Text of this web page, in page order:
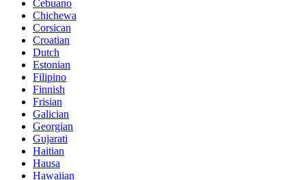
Cebuano
Chichewa
Corsican
Croatian
Dutch
Estonian
Filipino
Finnish
Frisian
Galician
Georgian
Gujarati
Haitian
Hausa
Hawaiian